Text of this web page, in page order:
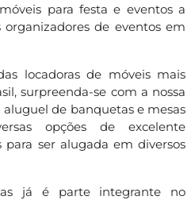
para festa e eventos a
organizadores de eventos em
locadoras de móveis mais
surpreenda-se com a nossa
de banquetas e mesas
opções de excelente
ser alugada em diversos
já é parte integrante no